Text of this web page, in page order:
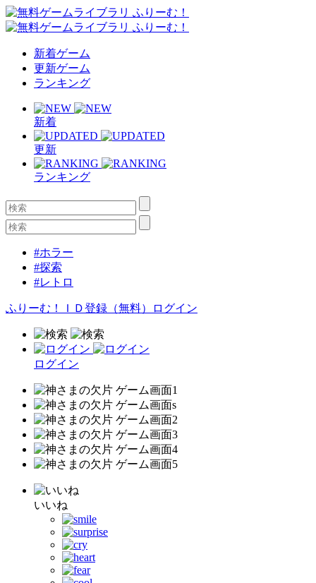
新着ゲーム
更新ゲーム
ランキング
新着
更新
ランキング
#ホラー
#探索
#レトロ
ふりーむ！ＩＤ登録（無料） ログイン
ログイン
いいね